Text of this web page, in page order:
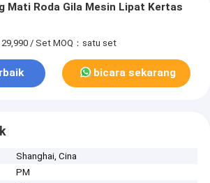
Mati Roda Gila Mesin Lipat Kertas
29,990 / Set MOQ：satu set
bicara sekarang
Shanghai, Cina
PM